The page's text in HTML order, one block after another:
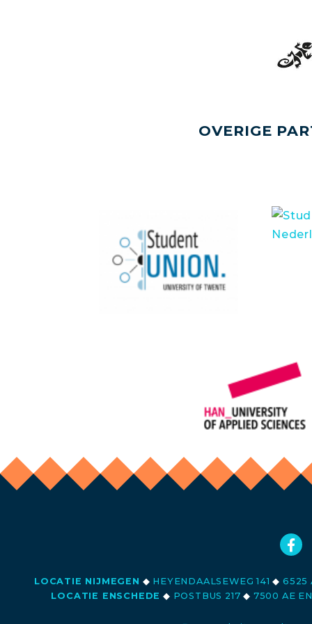
OVERIGE
LOCATIE NIJMEGEN ◆ HEYENDAALSEWEG 141◆ 6525
LOCATIE ENSCHEDE ◆ POSTBUS 217◆ 7500 AE